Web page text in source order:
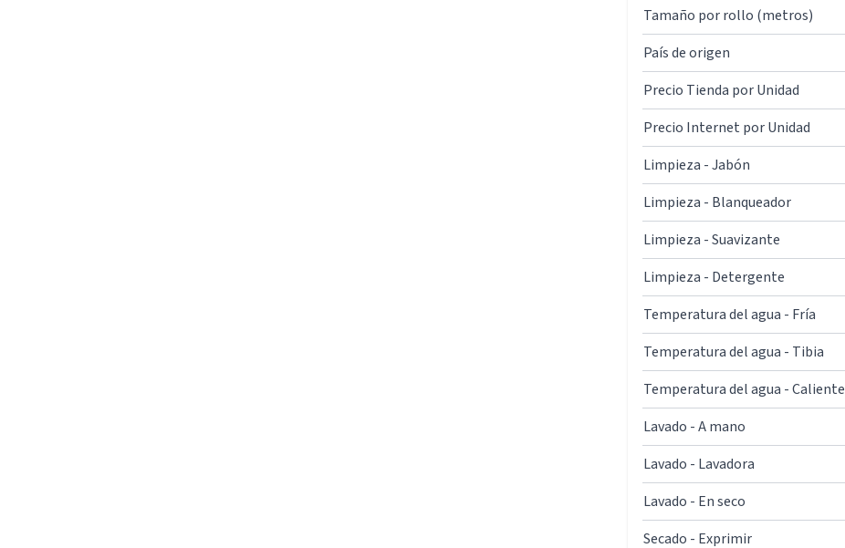
Tamaño por rollo (metros)
País de origen
Precio Tienda por Unidad
Precio Internet por Unidad
Limpieza - Jabón
Limpieza - Blanqueador
Limpieza - Suavizante
Limpieza - Detergente
Temperatura del agua - Fría
Temperatura del agua - Tibia
Temperatura del agua - Caliente
Lavado - A mano
Lavado - Lavadora
Lavado - En seco
Secado - Exprimir